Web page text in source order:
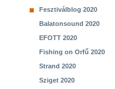
Fesztiválblog 2020
Balatonsound 2020
EFOTT 2020
Fishing on Orfű 2020
Strand 2020
Sziget 2020